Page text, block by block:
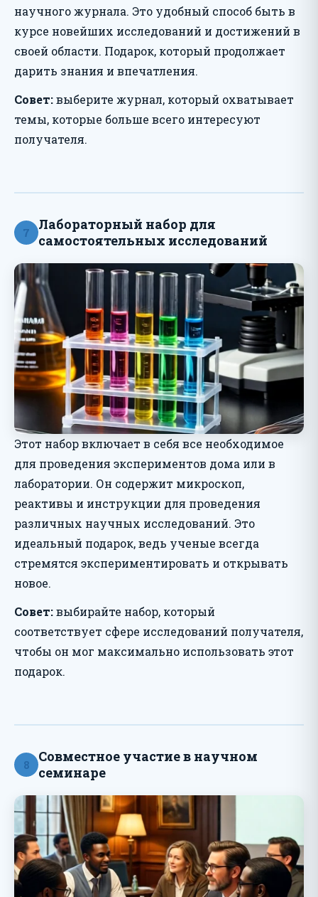
научного журнала. Это удобный способ быть в
курсе новейших исследований и достижений в
своей области. Подарок, который продолжает
дарить знания и впечатления.
Совет:выберите журнал, который охватывает
темы, которые больше всего интересуют
получателя.
7
Лабораторный набор для
самостоятельных исследований
Этот набор включает в себя все необходимое
для проведения экспериментов дома или в
лаборатории. Он содержит микроскоп,
реактивы и инструкции для проведения
различных научных исследований. Это
идеальный подарок, ведь ученые всегда
стремятся экспериментировать и открывать
новое.
Совет:выбирайте набор, который
соответствует сфере исследований получателя,
чтобы он мог максимально использовать этот
подарок.
8
Совместное участие в научном
семинаре